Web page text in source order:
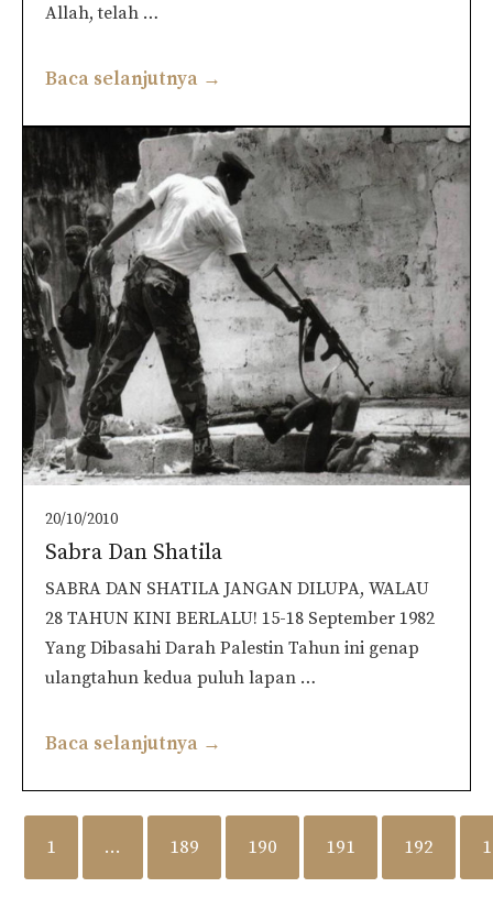
Allah, telah …
Baca selanjutnya →
20/10/2010
Sabra Dan Shatila
SABRA DAN SHATILA JANGAN DILUPA, WALAU
28 TAHUN KINI BERLALU! 15-18 September 1982
Yang Dibasahi Darah Palestin Tahun ini genap
ulangtahun kedua puluh lapan …
Baca selanjutnya →
1 … 189 190 191 192